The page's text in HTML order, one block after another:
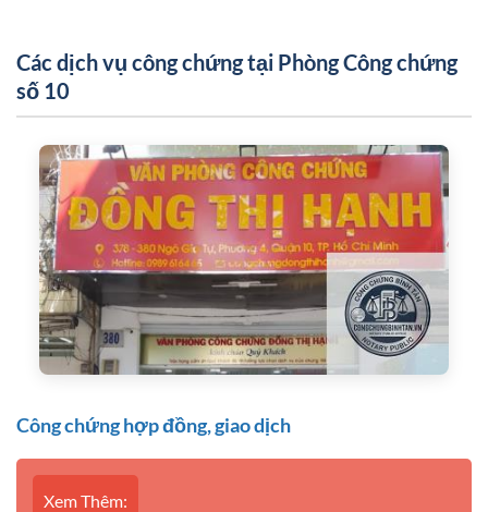
Các dịch vụ công chứng tại Phòng Công chứng
số 10
Công chứng hợp đồng, giao dịch
Xem Thêm: